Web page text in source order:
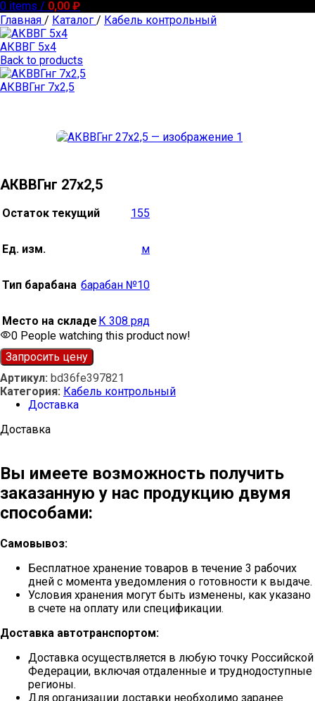
0 items / 0,00 ₽
Главная / Каталог / Кабель контрольный
АКВВГ 5х4
Back to products
АКВВГнг 7х2,5
АКВВГнг 27х2,5
Остаток текущий 155
Ед. изм. м
Тип барабана барабан №10
Место на складе К 308 ряд
0 People watching this product now!
Запросить цену
Артикул: bd36fe397821
Категория: Кабель контрольный
Доставка
Доставка
Вы имеете возможность получить
заказанную у нас продукцию двумя
способами:
Самовывоз:
Бесплатное хранение товаров в течение 3 рабочих
дней с момента уведомления о готовности к выдаче.
Условия хранения могут быть изменены, как указано
в счете на оплату или спецификации.
Доставка автотранспортом:
Доставка осуществляется в любую точку Российской
Федерации, включая отдаленные и труднодоступные
регионы.
Для организации доставки необходимо заранее